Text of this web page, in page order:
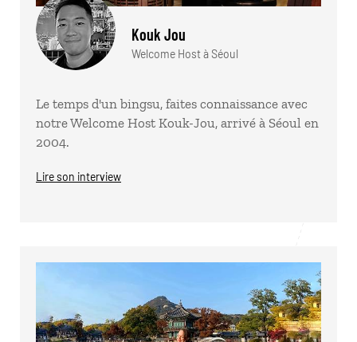
Kouk Jou
Welcome Host à Séoul
Le temps d'un bingsu, faites connaissance avec
notre Welcome Host Kouk-Jou, arrivé à Séoul en
2004.
Lire son interview